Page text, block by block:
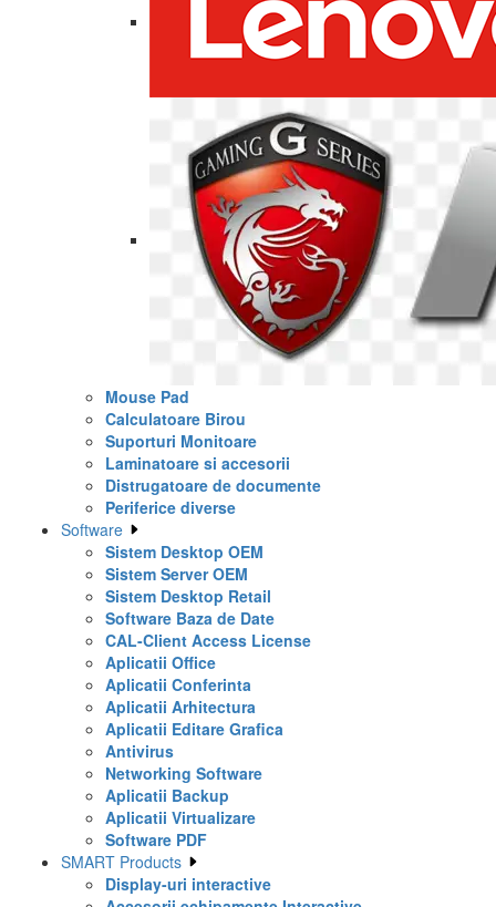
Mouse Pad
Calculatoare Birou
Suporturi Monitoare
Laminatoare si accesorii
Distrugatoare de documente
Periferice diverse
Software
Sistem Desktop OEM
Sistem Server OEM
Sistem Desktop Retail
Software Baza de Date
CAL-Client Access License
Aplicatii Office
Aplicatii Conferinta
Aplicatii Arhitectura
Aplicatii Editare Grafica
Antivirus
Networking Software
Aplicatii Backup
Aplicatii Virtualizare
Software PDF
SMART Products
Display-uri interactive